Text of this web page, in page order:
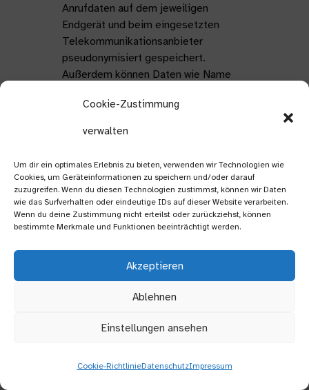
Cookie-Zustimmung
verwalten
Um dir ein optimales Erlebnis zu bieten, verwenden wir Technologien wie
Cookies, um Geräteinformationen zu speichern und/oder darauf
zuzugreifen. Wenn du diesen Technologien zustimmst, können wir Daten
wie das Surfverhalten oder eindeutige IDs auf dieser Website verarbeiten.
Wenn du deine Zustimmung nicht erteilst oder zurückziehst, können
bestimmte Merkmale und Funktionen beeinträchtigt werden.
Akzeptieren
Ablehnen
Einstellungen ansehen
Cookie-RichtlinieDatenschutzImpressum
Anrufdaten auf dem jeweiligen
Endgerät und beim eingesetzten
Telekommunikationsanbieter
pseudonymisiert gespeichert.
Außerdem können Daten wie Name
E-Mail versendet und zur
Anfragebeantwortung gespeichert
wurde und es gesetzliche Vorgaben
erlauben.
E-Mail
Wenn Sie mit uns per E-Mail
kommunizieren, werden Daten
gegebenenfalls auf dem jeweiligen
Endgerät (Computer, Laptop,
kommt zur Speicherung von Daten auf
gelöscht, sobald der Geschäftsfall